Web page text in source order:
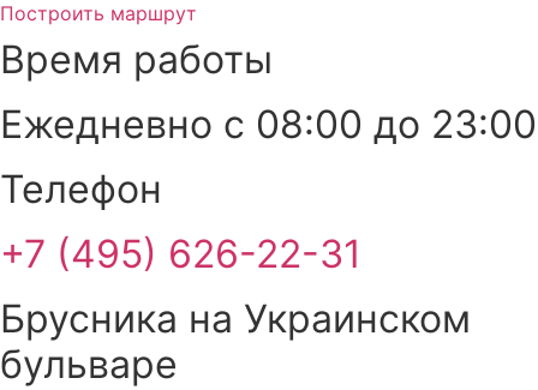
Построить маршрут
Время работы
Ежедневно с 08:00 до 23:00
Телефон
+7 (495) 626-22-31
Брусника на Украинском
бульваре